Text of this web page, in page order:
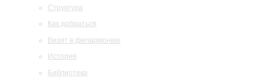
Структура
Как добраться
Визит в филармонию
История
Библиотека